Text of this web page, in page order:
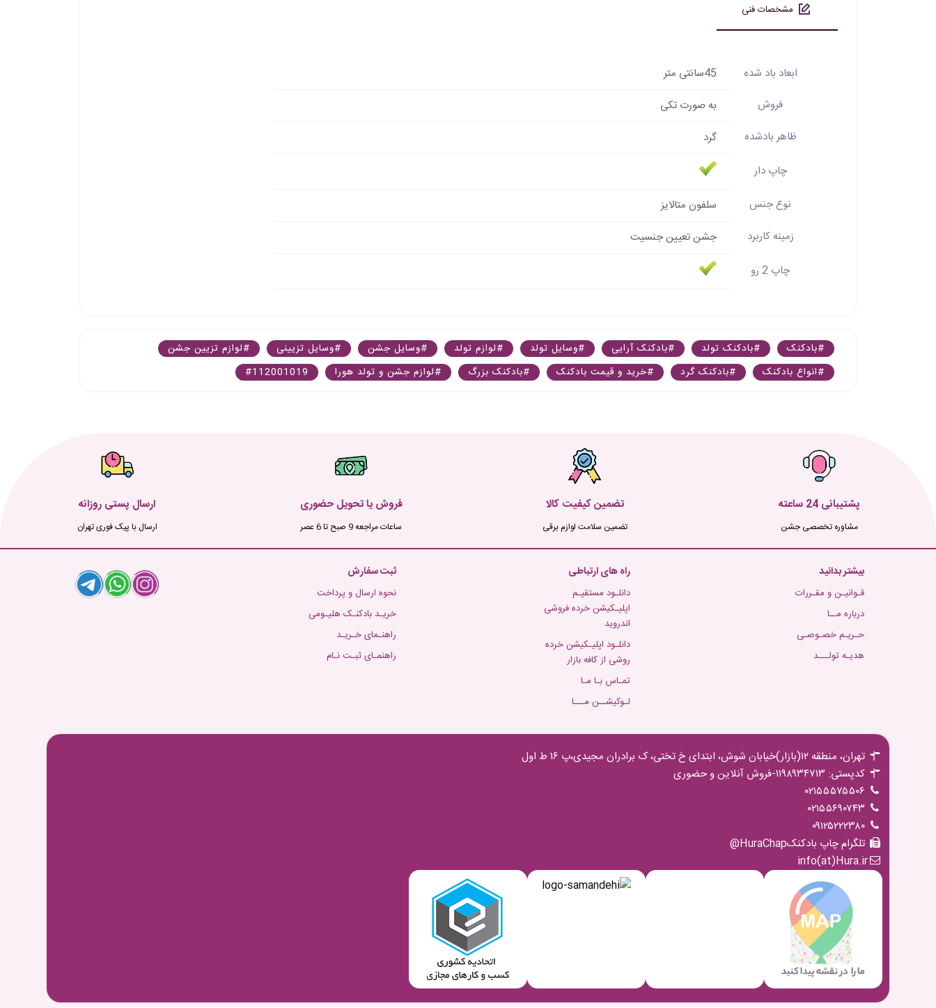
مشخصات فنی
ابعاد باد شده
45سانتی متر
فروش
به صورت تکی
ظاهر بادشده
گرد
چاپ دار
نوع جنس
سلفون متالایز
زمینه کاربرد
جشن تعیین جنسیت
چاپ 2 رو
#بادکنک #بادکنک تولد #بادکنک آرایی #وسایل تولد #لوازم تولد #وسایل جشن #وسایل تزیینی
#لوازم تزیین جشن
#انواع بادکنک
#بادکنک گرد #خرید و قیمت بادکنک #بادکنک بزرگ #لوازم جشن و تولد هورا #112001019
پشتیبانی 24 ساعته
مشاوره تخصصی جشن
تضمین کیفیت کالا
تضمین سلامت لوازم برقی
فروش یا تحویل حضوری
ساعات مراجعه 9 صبح تا 6 عصر
ارسال پستی روزانه
ارسال با پیک فوری تهران
بیشتر بدانید
قـوانیـن و مقـررات
درباره مــا
حـریـم خصـوصـی
هدیـه تولـــد
راه های ارتباطی
دانلـود مستقیـم
اپلیـکیشن خرده فروشی
اندروید
دانلـود اپلیـکیشن خرده
روشی از کافه بازار
تمـاس بـا مـا
لـوکیشــن مـــا
ثبت سفارش
نحوه ارسال و پرداخت
خریـد بادکنـک هلیـومی
راهنـمای خـریـد
راهنمـای ثبـت نـام
تهران، منطقه ۱۲(بازار)خیابان شوش، ابتدای خ تختی، ک برادران مجیدی،پ ۱۶ ط اول
کدپستی: ۱۱۹۸۹۳۴۷۱۳-فروش آنلاین و حضوری
۰۲۱۵۵۵۷۵۵۰۶
۰۲۱۵۵۶۹۰۷۴۳
۰۹۱۲۵۲۲۲۳۸۰
تلگرام چاپ بادکنکHuraChap@
info(at)Hura.ir